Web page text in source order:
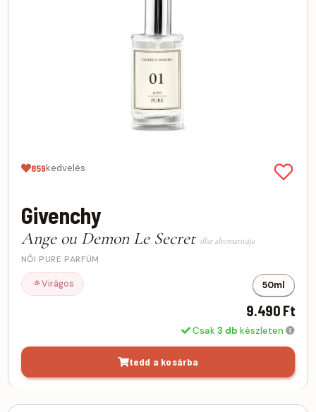
859kedvelés
Givenchy
Ange ou Demon Le Secret illat alternatívája
NŐI PURE PARFÜM
Virágos 50ml
9.490 Ft
Csak3 db készleten
tedd a kosárba